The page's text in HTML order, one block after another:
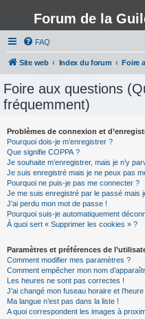
Forum de la
FAQ
Site web Index du forum
Foire aux questions
fréquemment)
Problèmes de connexion et
Pourquoi dois-je m’enregistrer ?
Que signifie COPPA ?
Je souhaite m’enregistrer, mais je n’y
Je suis enregistré mais je ne peux pas
Pourquoi ne puis-je pas me connecter ?
Je me suis enregistré par le passé mais
J’ai perdu mon mot de passe !
Pourquoi suis-je automatiquement
À quoi sert « Supprimer les cookies » ?
Paramètres et préférences de
Comment modifier mes paramètres ?
Comment empêcher mon nom
Les heures ne sont pas correctes !
J’ai changé mon fuseau horaire et
Ma langue n’est pas dans la liste !
A quoi correspondent les images à